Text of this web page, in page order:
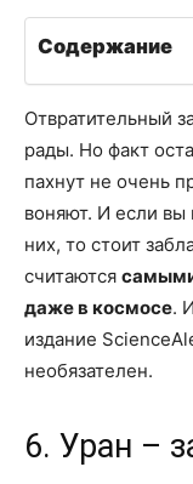
Содержание
Отвратительный
рады. Но факт
пахнут не очень
воняют. И если вы
них, то стоит
считаются
даже в космосе.
издание
необязателен.
6. Уран –